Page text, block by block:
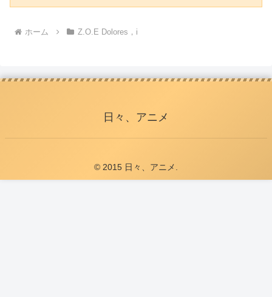
ホーム Z.O.E Dolores，i
日々、アニメ
© 2015 日々、アニメ.